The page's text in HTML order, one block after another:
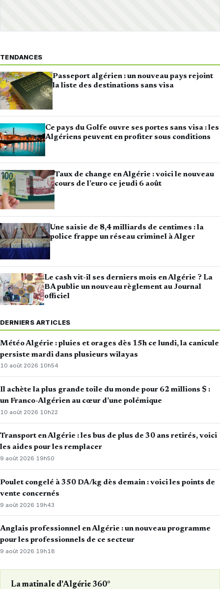
TENDANCES
Passeport algérien : un nouveau pays rejoint
la liste des destinations sans visa
Ce pays du Golfe ouvre ses portes sans visa : les
Algériens peuvent en profiter sous conditions
Taux de change en Algérie : voici le nouveau
cours de l’euro ce jeudi 6 août
Une saisie de 8,4 milliards de centimes : la
police frappe un réseau criminel à Alger
Le cash vit-il ses derniers mois en Algérie ? La
BA publie un nouveau règlement au Journal
officiel
DERNIERS ARTICLES
Météo Algérie : pluies et orages dès 15h ce lundi, la canicule
persiste mardi dans plusieurs wilayas
10 août 2026·10h54
Il achète la plus grande toile du monde pour 62 millions $ :
un Franco-Algérien au cœur d’une polémique
10 août 2026· 10h22
Transport en Algérie : les bus de plus de 30 ans retirés, voici
les aides pour les remplacer
9 août 2026·19h50
Poulet congelé à 350 DA/kg dès demain : voici les points de
vente concernés
9 août 2026· 19h43
Anglais professionnel en Algérie : un nouveau programme
pour les professionnels de ce secteur
9 août 2026·19h18
La matinale d'Algérie 360°